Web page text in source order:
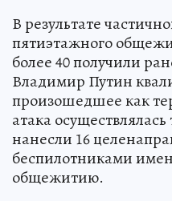
В результате
пятиэтажного
более 40 получили
Владимир Путин
произошедшее как
атака
нанесли 16
беспилотниками
общежитию.